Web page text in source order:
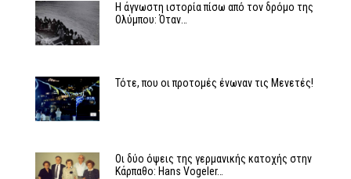
Η άγνωστη ιστορία πίσω από τον δρόμο της
Ολύμπου: Όταν…
Τότε, που οι προτομές ένωναν τις Μενετές!
Οι δύο όψεις της γερμανικής κατοχής στην
Κάρπαθο: Hans Vogeler…